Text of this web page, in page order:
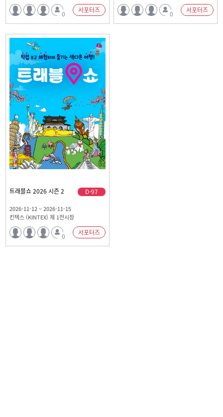
0 서포터즈 0 서포터즈
트래블쇼 2026 시즌 2 D-97
2026-11-12 ~ 2026-11-15
킨텍스 (KINTEX) 제 1전시장
0 서포터즈